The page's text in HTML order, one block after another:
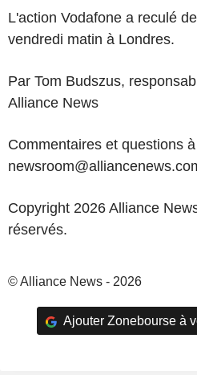
L'action Vodafone a reculé
vendredi matin à Londres.
Par Tom Budszus,
Alliance News
Commentaires et questions à
Copyright 2026 Alliance
réservés.
© Alliance News - 2026
Ajouter Zonebourse à